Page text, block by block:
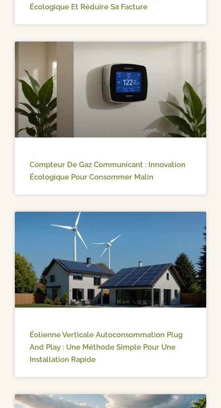
Écologique Et Réduire Sa Facture
Compteur De Gaz Communicant : Innovation
Écologique Pour Consommer Malin
Éolienne Verticale Autoconsommation Plug
And Play : Une Méthode Simple Pour Une
Installation Rapide